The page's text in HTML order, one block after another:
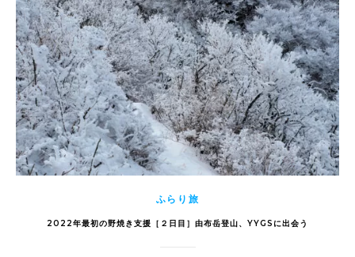
ふらり旅
2022年最初の野焼き支援［２日目］由布岳登山、YYGSに出会う